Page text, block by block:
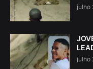
julho
julho